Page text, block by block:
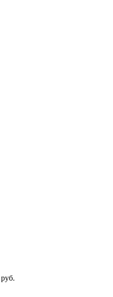
руб.